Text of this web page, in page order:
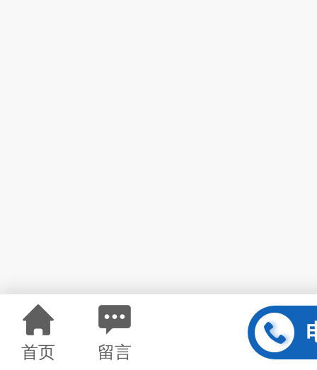
首页 留言